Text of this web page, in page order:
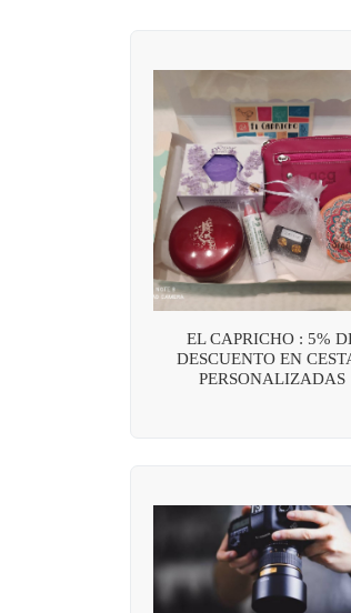
EL CAPRICHO : 5%
DESCUENTO EN
PERSONALIZADAS